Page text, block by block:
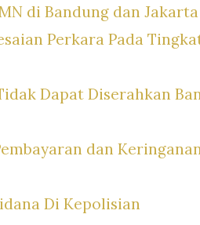
di Bandung dan Jakarta
Perkara Pada
Dapat Diserahkan
dan
Di Kepolisian